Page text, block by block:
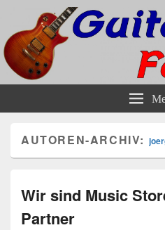
Guitar-Fever Die
Unterricht und Bandtraining für Gitarre
AUTOREN-ARCHIV:
Wir sind Music
Partner